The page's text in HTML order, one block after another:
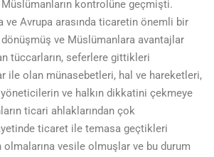
kontrolüne geçmişti.
ve Avrupa arasında ticaretin önemli bir
ve Müslümanlara avantajlar
tüccarların, seferlere gittikleri
ile olan münasebetleri, hal ve hareketleri,
ve halkın dikkatini çekmeye
ticari ahlaklarından çok
ticaret ile temasa geçtikleri
olmalarına vesile olmuşlar ve bu durum